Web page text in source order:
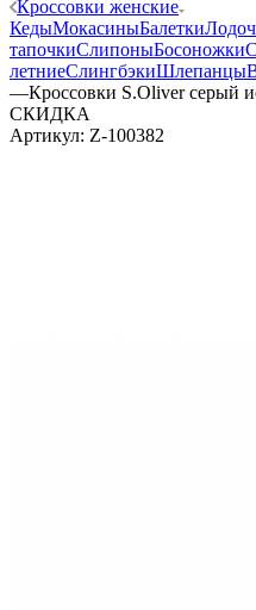
Кроссовки женские
КедыМокасиныБалетки
тапочкиСлипоныБосоножки
летниеСлингбэкиШлепанцы
—Кроссовки S.Oliver серый
СКИДКА
Артикул: Z-100382